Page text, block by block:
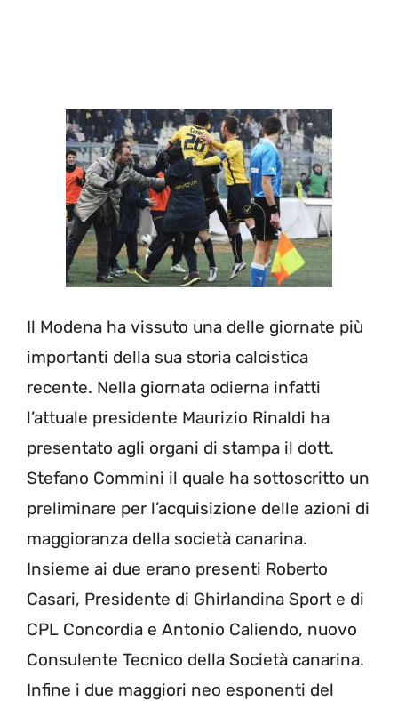
Il Modena ha vissuto una delle giornate più
importanti della sua storia calcistica
recente. Nella giornata odierna infatti
l’attuale presidente Maurizio Rinaldi ha
presentato agli organi di stampa il dott.
Stefano Commini il quale ha sottoscritto un
preliminare per l’acquisizione delle azioni di
maggioranza della società canarina.
Insieme ai due erano presenti Roberto
Casari, Presidente di Ghirlandina Sport e di
CPL Concordia e Antonio Caliendo, nuovo
Consulente Tecnico della Società canarina.
Infine i due maggiori neo esponenti del